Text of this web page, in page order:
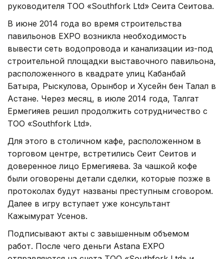
руководителя ТОО «Southfork Ltd» Сеита Сеитова.
В июне 2014 года во время строительства
павильонов EXPO возникла необходимость
вывести сеть водопровода и канализации из-под
строительной площадки выставочного павильона,
расположенного в квадрате улиц Кабанбай
Батыра, Рыскулова, Орынбор и Хусейн бен Талал в
Астане. Через месяц, в июле 2014 года, Талгат
Ермегияев решил продолжить сотрудничество с
ТОО «Southfork Ltd».
Для этого в столичном кафе, расположенном в
торговом центре, встретились Сеит Сеитов и
доверенное лицо Ермегияева. За чашкой кофе
были оговорены детали сделки, которые позже в
протоколах будут названы преступным сговором.
Далее в игру вступает уже консультант
Кажымурат Усенов.
Подписывают акты с завышенным объемом
работ. После чего деньги Astana EXPO